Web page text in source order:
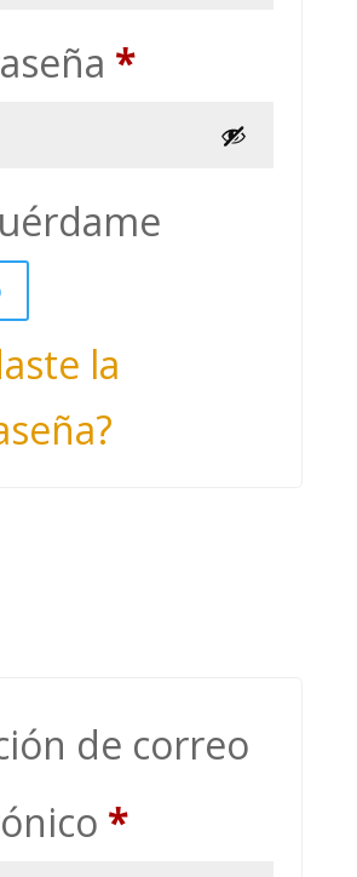
*Obligatorio
la
de correo
*Obligatorio